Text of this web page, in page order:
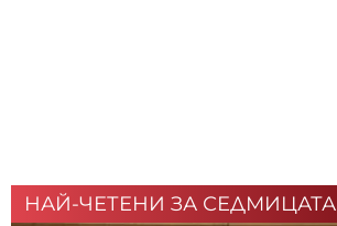
НАЙ-ЧЕТЕНИ ЗА СЕДМИЦАТА